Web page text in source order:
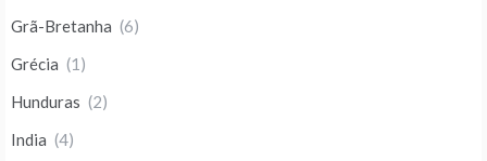
Grã-Bretanha (6)
Grécia (1)
Hunduras (2)
India (4)